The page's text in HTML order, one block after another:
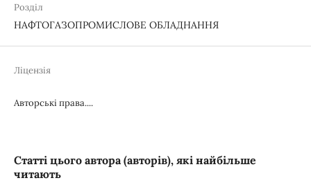
Розділ
НАФТОГАЗОПРОМИСЛОВЕ ОБЛАДНАННЯ
Ліцензія
Авторські права....
Статті цього автора (авторів), які найбільше
читають